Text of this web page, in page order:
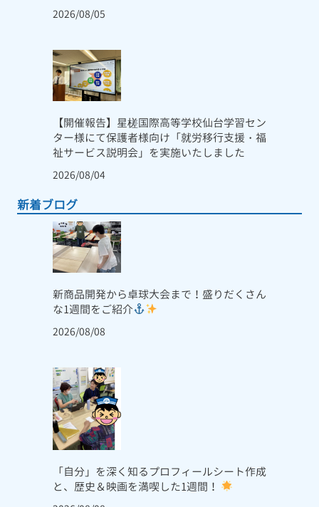
2026/08/05
【開催報告】星槎国際高等学校仙台学習セン
ター様にて保護者様向け「就労移行支援・福
祉サービス説明会」を実施いたしました
2026/08/04
新着ブログ
新商品開発から卓球大会まで！盛りだくさん
な1週間をご紹介
2026/08/08
「自分」を深く知るプロフィールシート作成
と、歴史＆映画を満喫した1週間！